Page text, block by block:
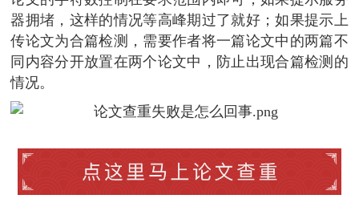
器拥堵，这样的情况等高峰期过了就好；如果提示上
传论文为合篇检测，需要作者将一篇论文中的两篇不
同内容分开放置在两个论文中，防止出现合篇检测的
情况。